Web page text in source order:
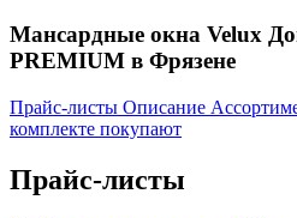
Мансардные окна Velux
PREMIUM в Фрязене
Прайс-листы Описание
комплекте покупают
Прайс-листы